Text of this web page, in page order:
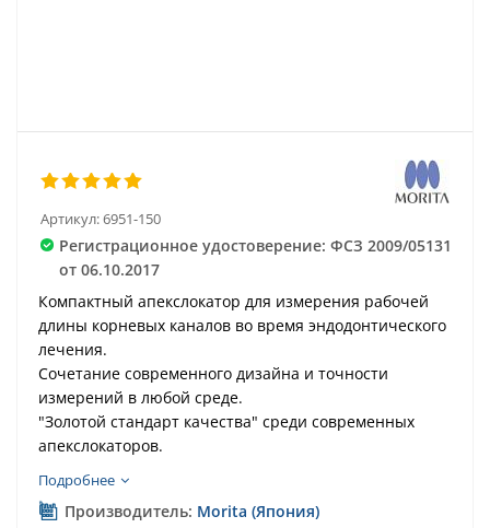
Артикул:6951-150
Регистрационное удостоверение: ФСЗ 2009/05131
от 06.10.2017
Компактный апекслокатор для измерения рабочей
длины корневых каналов во время эндодонтического
лечения.
Сочетание современного дизайна и точности
измерений в любой среде.
"Золотой стандарт качества" среди современных
апекслокаторов.
Подробнее
Производитель: Morita (Япония)